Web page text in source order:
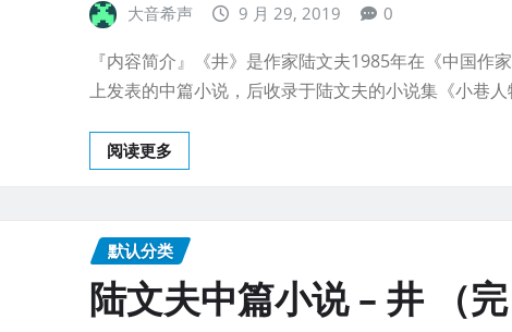
大音希声 9 月 29, 2019 0
『内容简介』《井》是作家陆文夫1985年在《中国作
上发表的中篇小说，后收录于陆文夫的小说集《小巷人
阅读更多
默认分类
陆文夫中篇小说 – 井 （完